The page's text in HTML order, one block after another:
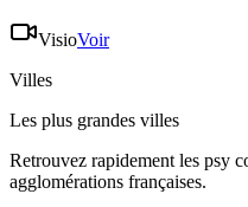
VisioVoir
Villes
Les plus grandes villes
Retrouvez rapidement les psy
agglomérations françaises.